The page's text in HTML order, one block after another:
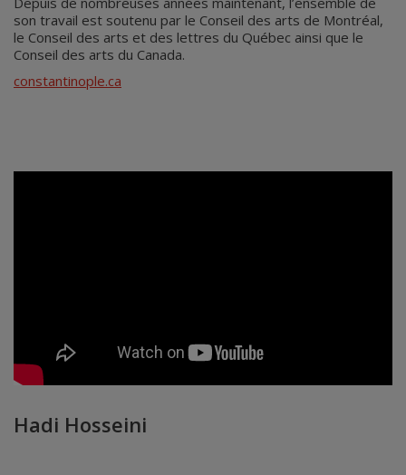
son travail est soutenu par le Conseil des arts de Montréal,
le Conseil des arts et des lettres du Québec ainsi que le
Conseil des arts du Canada.
constantinople.ca
Hadi Hosseini